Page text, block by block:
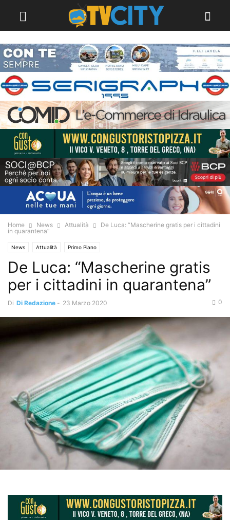
Home News Attualità
De Luca: “Mascherine gratis per i cittadini
in quarantena”
News Attualità Primo Piano
De Luca: “Mascherine gratis
per i cittadini in quarantena”
Di Di Redazione - 23 Marzo 2020 0